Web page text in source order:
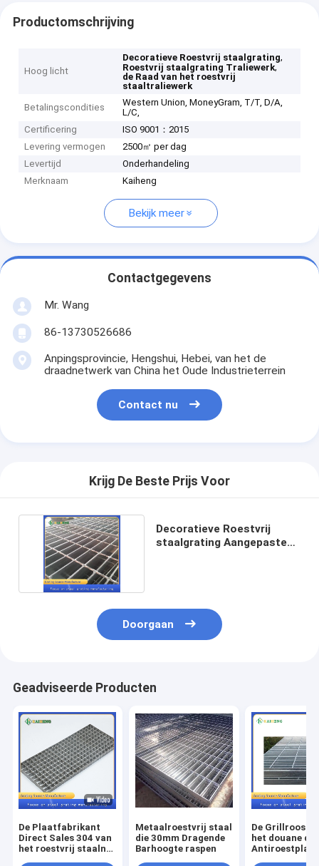
Productomschrijving
Hoog licht
Decoratieve Roestvrij staalgrating,
Roestvrij staalgrating Traliewerk,
de Raad van het roestvrij
staaltraliewerk
Betalingscondities
Western Union, MoneyGram, T/T, D/A,
L/C,
Certificering
ISO 9001：2015
Levering vermogen
2500㎡ per dag
Levertijd
Onderhandeling
Merknaam
Kaiheng
Bekijk meer
Contactgegevens
Mr. Wang
86-13730526686
Anpingsprovincie, Hengshui, Hebei, van het de
draadnetwerk van China het Oude Industrieterrein
Contact nu
Krijg De Beste Prijs Voor
Decoratieve Roestvrij
staalgrating Aangepaste
Doorgaan
Geadviseerde Producten
De Plaatfabrikant
Direct Sales 304 van
het roestvrij staalnet
Metaalroestvrij staal
die 30mm Dragende
Barhoogte raspen
De
het douane de